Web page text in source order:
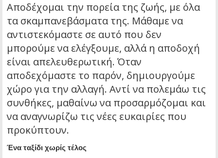
Αποδέχομαι την πορεία της ζωής, με όλα
τα σκαμπανεβάσματα της. Μάθαμε να
αντιστεκόμαστε σε αυτό που δεν
μπορούμε να ελέγξουμε, αλλά η αποδοχή
είναι απελευθερωτική. Όταν
αποδεχόμαστε το παρόν, δημιουργούμε
χώρο για την αλλαγή. Αντί να πολεμάω τις
συνθήκες, μαθαίνω να προσαρμόζομαι και
να αναγνωρίζω τις νέες ευκαιρίες που
προκύπτουν.
Ένα ταξίδι χωρίς τέλος